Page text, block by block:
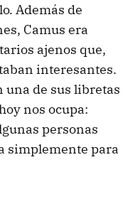
Además de
Camus era
ajenos que,
interesantes.
una de sus libretas
nos ocupa:
personas
simplemente para